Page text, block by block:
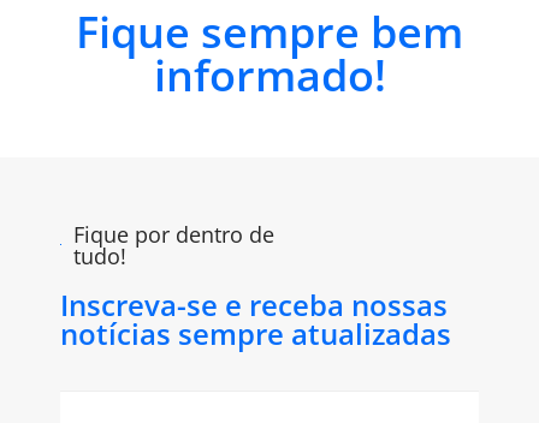
Fique sempre bem
informado!
Fique por dentro de
tudo!
Inscreva-se e receba nossas
notícias sempre atualizadas